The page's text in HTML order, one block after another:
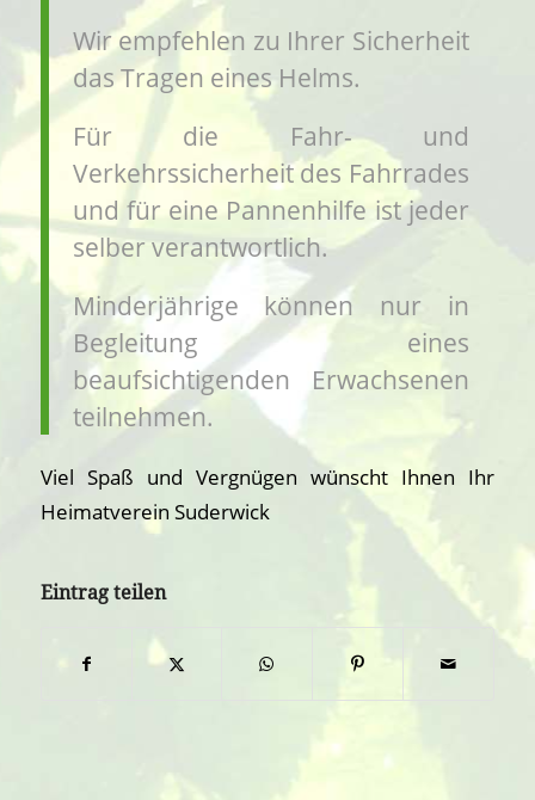
Wir empfehlen zu Ihrer Sicherheit
das Tragen eines Helms.
Für die Fahr- und
Verkehrssicherheit des Fahrrades
und für eine Pannenhilfe ist jeder
selber verantwortlich.
Minderjährige können nur in
Begleitung eines
beaufsichtigenden Erwachsenen
teilnehmen.
Viel Spaß und Vergnügen wünscht Ihnen Ihr
Heimatverein Suderwick
Eintrag teilen